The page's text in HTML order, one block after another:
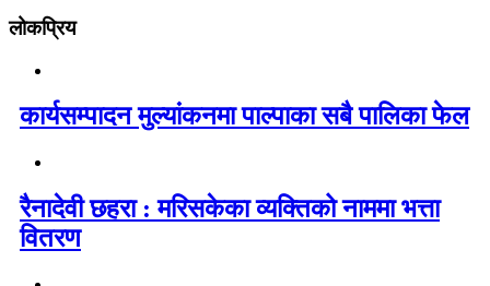
लोकप्रिय
कार्यसम्पादन मुल्यांकनमा पाल्पाका सबै पालिका फेल
रैनादेवी छहरा : मरिसकेका व्यक्तिको नाममा भत्ता
वितरण